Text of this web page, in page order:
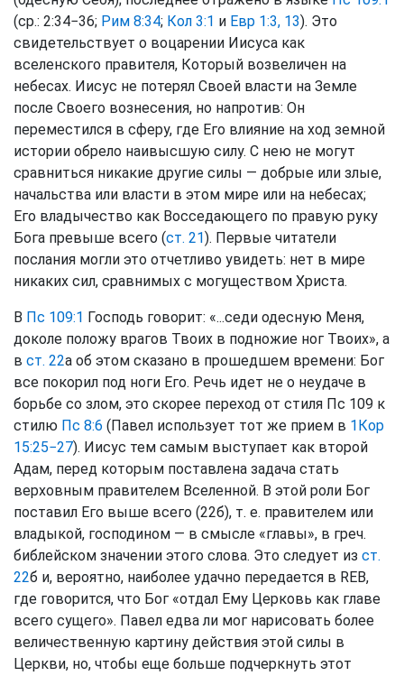
(ср.: 2:34−36; Рим 8:34; Кол 3:1 и Евр 1:3, 13). Это
свидетельствует о воцарении Иисуса как
вселенского правителя, Который возвеличен на
небесах. Иисус не потерял Своей власти на Земле
после Своего вознесения, но напротив: Он
переместился в сферу, где Его влияние на ход земной
истории обрело наивысшую силу. С нею не могут
сравниться никакие другие силы — добрые или злые,
начальства или власти в этом мире или на небесах;
Его владычество как Восседающего по правую руку
Бога превыше всего (ст. 21). Первые читатели
послания могли это отчетливо увидеть: нет в мире
никаких сил, сравнимых с могуществом Христа.
В Пс 109:1 Господь говорит: «...седи одесную Меня,
доколе положу врагов Твоих в подножие ног Твоих», а
в ст. 22а об этом сказано в прошедшем времени: Бог
все покорил под ноги Его. Речь идет не о неудаче в
борьбе со злом, это скорее переход от стиля Пс 109 к
стилю Пс 8:6 (Павел использует тот же прием в 1Кор
15:25−27). Иисус тем самым выступает как второй
Адам, перед которым поставлена задача стать
верховным правителем Вселенной. В этой роли Бог
поставил Его выше всего (22б), т. е. правителем или
владыкой, господином — в смысле «главы», в греч.
библейском значении этого слова. Это следует из ст.
22б и, вероятно, наиболее удачно передается в REB,
где говорится, что Бог «отдал Ему Церковь как главе
всего сущего». Павел едва ли мог нарисовать более
величественную картину действия этой силы в
Церкви, но, чтобы еще больше подчеркнуть этот